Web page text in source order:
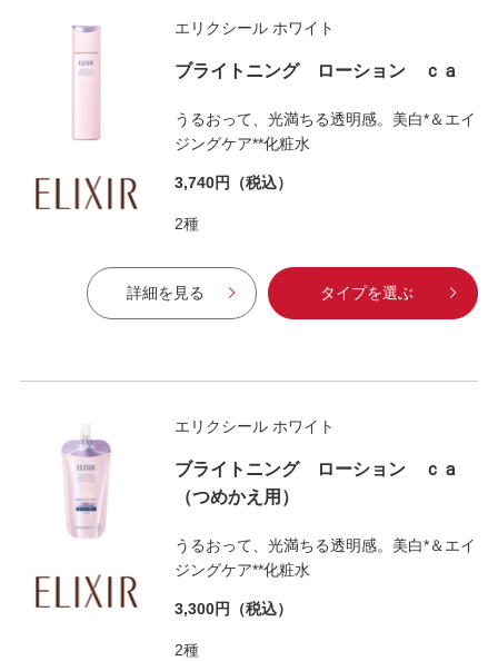
エリクシール ホワイト
ブライトニング ローション ｃａ
うるおって、光満ちる透明感。美白*＆エイ
ジングケア**化粧水
3,740円 （税込）
2種
詳細を見る タイプを選ぶ
エリクシール ホワイト
ブライトニング ローション ｃａ
（つめかえ用）
うるおって、光満ちる透明感。美白*＆エイ
ジングケア**化粧水
3,300円 （税込）
2種